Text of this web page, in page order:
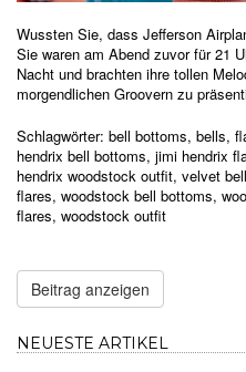
Wussten Sie, dass Jefferson
Sie waren am Abend zuvor für 21
Nacht und brachten ihre tollen
morgendlichen Groovern zu
Schlagwörter: bell bottoms, bells,
hendrix bell bottoms, jimi hendrix
hendrix woodstock outfit, velvet
flares, woodstock bell bottoms,
flares, woodstock outfit
Beitrag anzeigen
NEUESTE ARTIKEL